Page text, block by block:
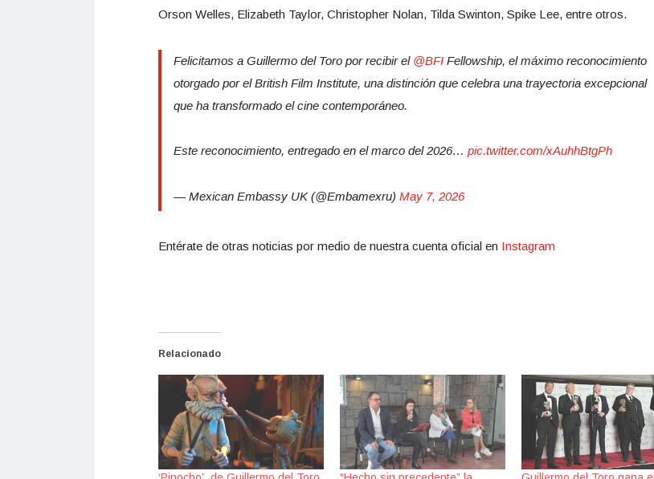
Orson Welles, Elizabeth Taylor, Christopher Nolan, Tilda Swinton, Spike Lee, entre otros.
Felicitamos a Guillermo del Toro por recibir el @BFI Fellowship, el máximo reconocimiento
otorgado por el British Film Institute, una distinción que celebra una trayectoria excepcional
que ha transformado el cine contemporáneo.
Este reconocimiento, entregado en el marco del 2026… pic.twitter.com/xAuhhBtgPh
— Mexican Embassy UK (@Embamexru) May 7, 2026
Entérate de otras noticias por medio de nuestra cuenta oficial en Instagram
Relacionado